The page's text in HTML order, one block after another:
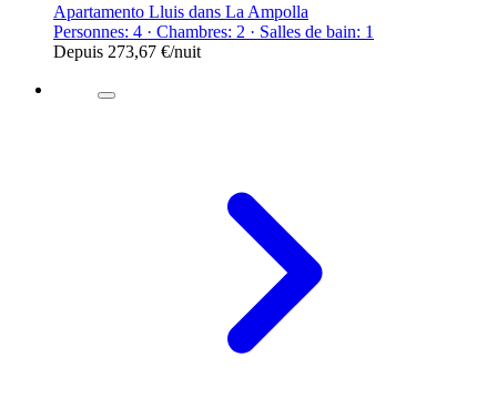
Apartamento Lluis dans La Ampolla
Personnes: 4 · Chambres: 2 · Salles de bain: 1
Depuis 273,67 €/nuit